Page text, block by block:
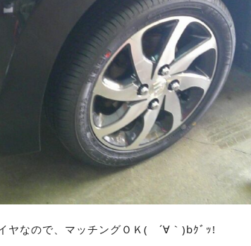
ヤなので、マッチングＯＫ( ´∀｀)bｸﾞｯ!